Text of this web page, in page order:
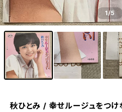
1/5
秋ひとみ / 幸せルージュをつけ